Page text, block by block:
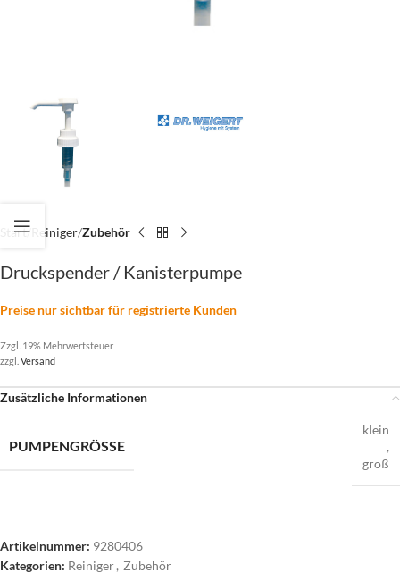
Start Reiniger Zubehör
Druckspender / Kanisterpumpe
Preise nur sichtbar für registrierte Kunden
Zzgl. 19% Mehrwertsteuer
zzgl. Versand
Zusätzliche Informationen
PUMPENGRÖSSE
klein
,
groß
Artikelnummer: 9280406
Kategorien: Reiniger, Zubehör